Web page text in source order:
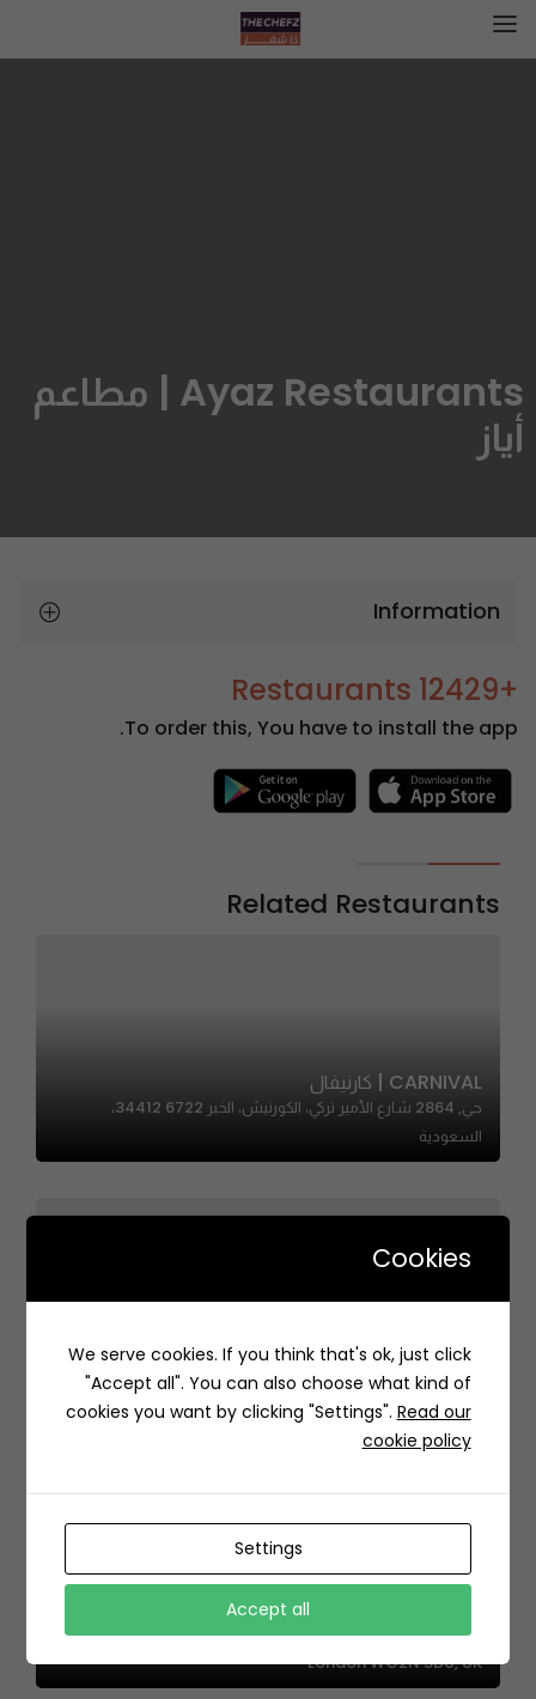
Ayaz Restaurants | مطاعم
أياز
Information
+12429 Restaurants
To order this, You have to install the app.
Related Restaurants
CARNIVAL | كارنيفال
حي, 2864 شارع الأمير تركي، الكورنيش، الخبر 34412 6722،
السعودية
The Sweet Boutique – ذا سويت بوتيك‎
3821 Abi Ad Darda, Ar Rawdah, Riyadh 13213, Saudi
Arabia
Bonzai Japanese Grill – بونزاي
South Tottenham Railway Station, Charing Cross,
London WC2N 5DU, UK
Cookies
We serve cookies. If you think that's ok, just click
"Accept all". You can also choose what kind of
cookies you want by clicking "Settings". Read our
cookie policy
Settings
Accept all